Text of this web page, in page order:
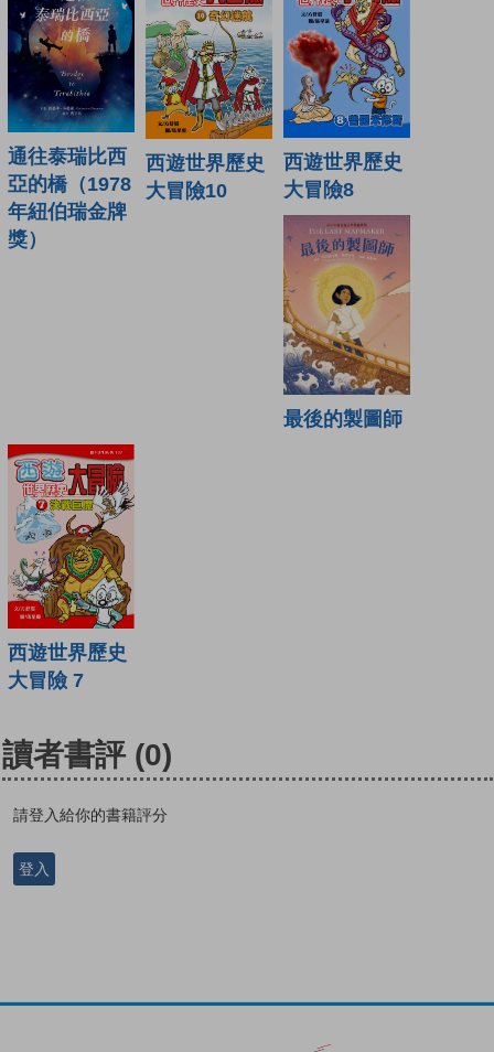
通往泰瑞比西
亞的橋（1978
年紐伯瑞金牌
獎）
西遊世界歷史
大冒險10
西遊世界歷史
大冒險8
最後的製圖師
西遊世界歷史
大冒險 7
讀者書評 (0)
請登入給你的書籍評分
登入